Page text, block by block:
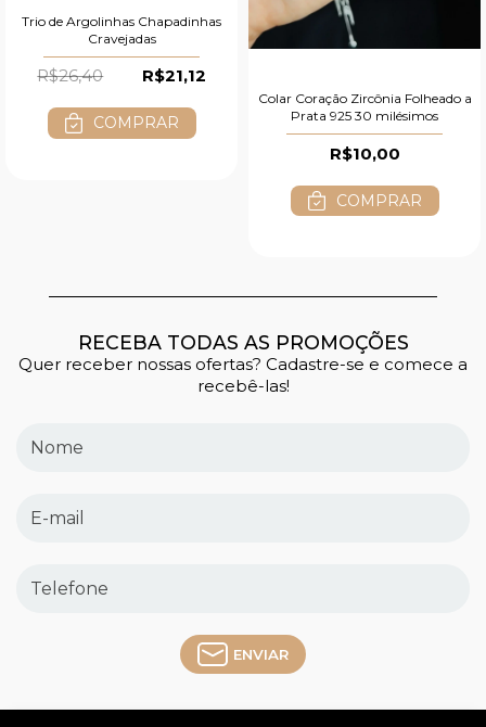
Trio de Argolinhas Chapadinhas
Cravejadas
R$26,40 R$21,12
COMPRAR
Colar Coração Zircônia Folheado a
Prata 925 30 milésimos
R$10,00
COMPRAR
RECEBA TODAS AS PROMOÇÕES
Quer receber nossas ofertas? Cadastre-se e comece a
recebê-las!
ENVIAR